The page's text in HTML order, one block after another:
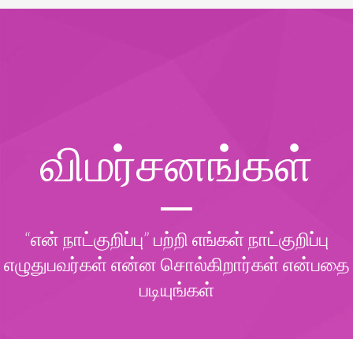
விமர்சனங்கள்
“என் நாட்குறிப்பு” பற்றி எங்கள் நாட்குறிப்பு
எழுதுபவர்கள் என்ன சொல்கிறார்கள் என்பதை
படியுங்கள்